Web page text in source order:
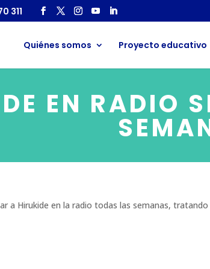
311
Quiénes somos Proyecto educativo
EN RADIO
a Hirukide en la radio todas las semanas,